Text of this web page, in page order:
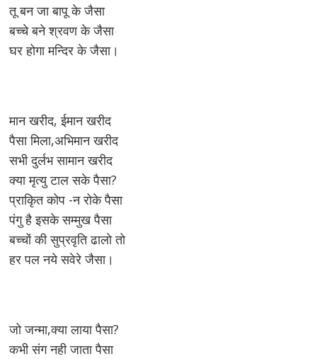
तू बन जा बापू के जैसा
बच्चे बने श्रवण के जैसा
घर होगा मन्दिर के जैसा।
मान खरीद, ईमान खरीद
पैसा मिला,अभिमान खरीद
सभी दुर्लभ सामान खरीद
क्या मृत्यु टाल सके पैसा?
प्राकृित कोप -न रोके पैसा
पंगु है इसके सम्मुख पैसा
बच्चों की सुप्रवृति ढालो तो
हर पल नये सवेरे जैसा।
जो जन्मा,क्या लाया पैसा?
कभी संग नही जाता पैसा